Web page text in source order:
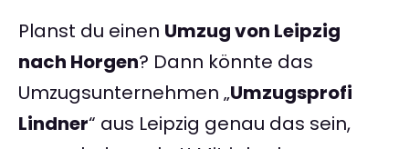
Planst du einen Umzug von Leipzig
nach Horgen? Dann könnte das
Umzugsunternehmen „Umzugsprofi
Lindner“ aus Leipzig genau das sein,